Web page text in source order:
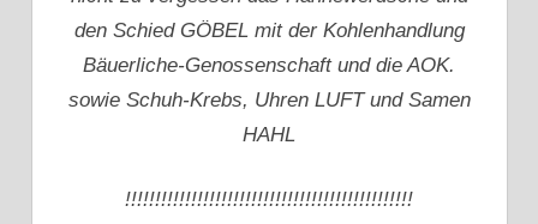
den Schied GÖBEL mit der Kohlenhandlung
Bäuerliche-Genossenschaft und die AOK.
sowie Schuh-Krebs, Uhren LUFT und Samen
HAHL
!!!!!!!!!!!!!!!!!!!!!!!!!!!!!!!!!!!!!!!!!!!!!!!!